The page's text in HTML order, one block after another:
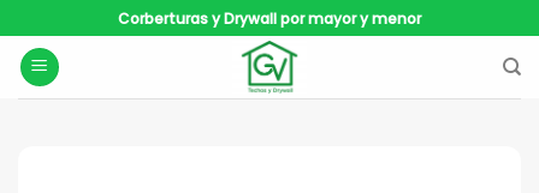
al
contenido
Corberturas y Drywall por mayor y menor